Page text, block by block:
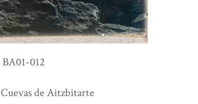
BA01-012
Cuevas de Aitzbitarte